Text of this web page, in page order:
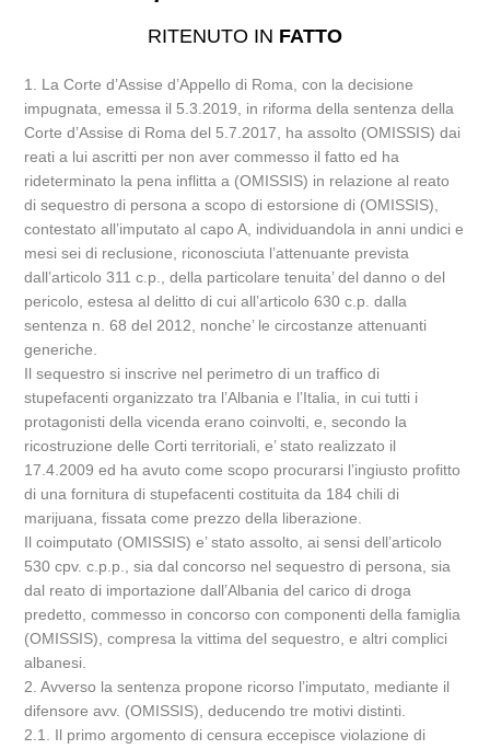
RITENUTO IN FATTO
1. La Corte d’Assise d’Appello di Roma, con la decisione
impugnata, emessa il 5.3.2019, in riforma della sentenza della
Corte d’Assise di Roma del 5.7.2017, ha assolto (OMISSIS) dai
reati a lui ascritti per non aver commesso il fatto ed ha
rideterminato la pena inflitta a (OMISSIS) in relazione al reato
di sequestro di persona a scopo di estorsione di (OMISSIS),
contestato all’imputato al capo A, individuandola in anni undici e
mesi sei di reclusione, riconosciuta l’attenuante prevista
dall’articolo 311 c.p., della particolare tenuita’ del danno o del
pericolo, estesa al delitto di cui all’articolo 630 c.p. dalla
sentenza n. 68 del 2012, nonche’ le circostanze attenuanti
generiche.
Il sequestro si inscrive nel perimetro di un traffico di
stupefacenti organizzato tra l’Albania e l’Italia, in cui tutti i
protagonisti della vicenda erano coinvolti, e, secondo la
ricostruzione delle Corti territoriali, e’ stato realizzato il
17.4.2009 ed ha avuto come scopo procurarsi l’ingiusto profitto
di una fornitura di stupefacenti costituita da 184 chili di
marijuana, fissata come prezzo della liberazione.
Il coimputato (OMISSIS) e’ stato assolto, ai sensi dell’articolo
530 cpv. c.p.p., sia dal concorso nel sequestro di persona, sia
dal reato di importazione dall’Albania del carico di droga
predetto, commesso in concorso con componenti della famiglia
(OMISSIS), compresa la vittima del sequestro, e altri complici
albanesi.
2. Avverso la sentenza propone ricorso l’imputato, mediante il
difensore avv. (OMISSIS), deducendo tre motivi distinti.
2.1. Il primo argomento di censura eccepisce violazione di